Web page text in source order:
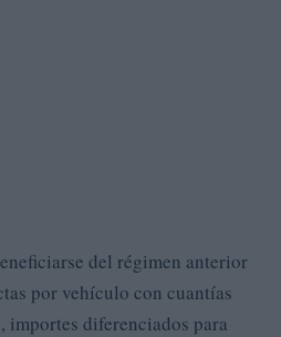
del régimen anterior
por vehículo con cuantías
diferenciados para